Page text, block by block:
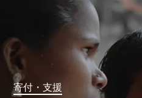
寄付・支援